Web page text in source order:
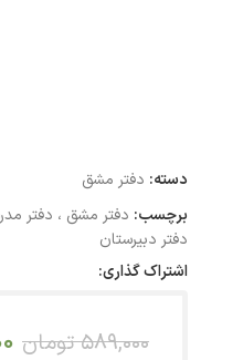
دسته: دفتر مشق
برچسب: دفتر مشق ، دفتر
دفتر دبیرستان
اشتراک گذاری:
589,000 تومان